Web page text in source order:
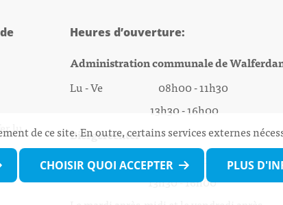
Heures d’ouverture:
Administration communale de
Lu - Ve 08h00 - 11h30
13h30 - 16h00
Biergercenter
Lu - Ve 08h00 - 11h30
13h30 - 16h00
de ce site. En outre, certains services externes
CHOISIR QUOI ACCEPTER PLUS